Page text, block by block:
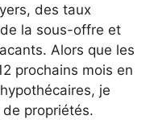
des taux
la sous-offre et
Alors que les
prochains mois en
je
propriétés.